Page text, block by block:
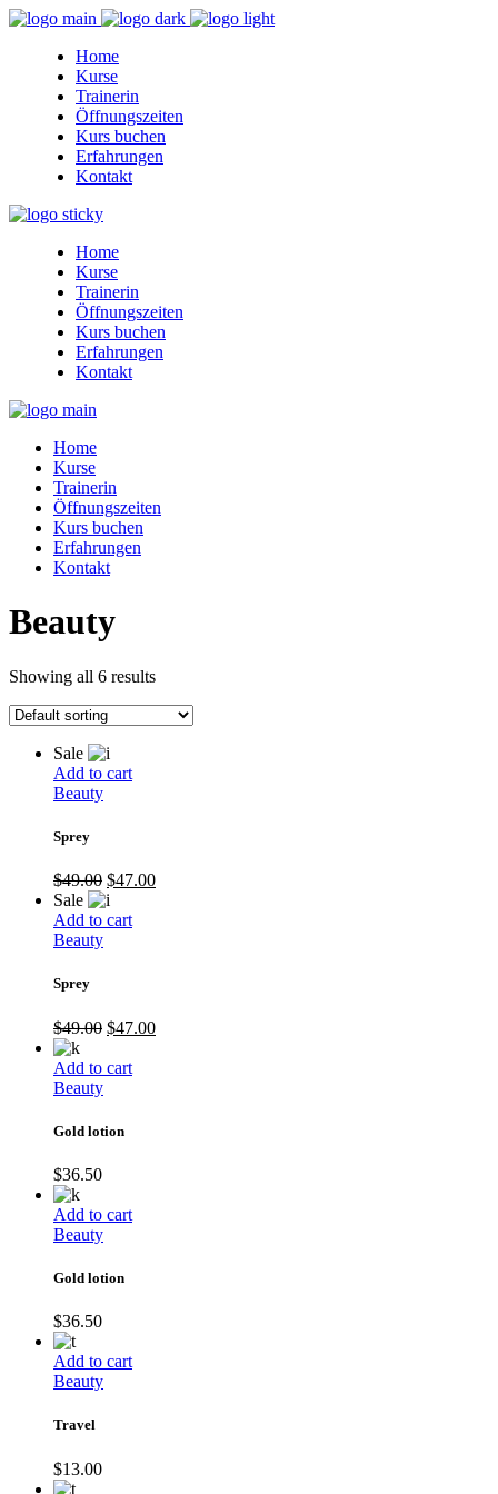
Home
Kurse
Trainerin
Öffnungszeiten
Kurs buchen
Erfahrungen
Kontakt
Home
Kurse
Trainerin
Öffnungszeiten
Kurs buchen
Erfahrungen
Kontakt
Home
Kurse
Trainerin
Öffnungszeiten
Kurs buchen
Erfahrungen
Kontakt
Beauty
Showing all 6 results
Sale
Add to cart
Beauty
Sprey
$49.00 $47.00
Sale
Add to cart
Beauty
Sprey
$49.00 $47.00
Add to cart
Beauty
Gold lotion
$36.50
Add to cart
Beauty
Gold lotion
$36.50
Add to cart
Beauty
Travel
$13.00